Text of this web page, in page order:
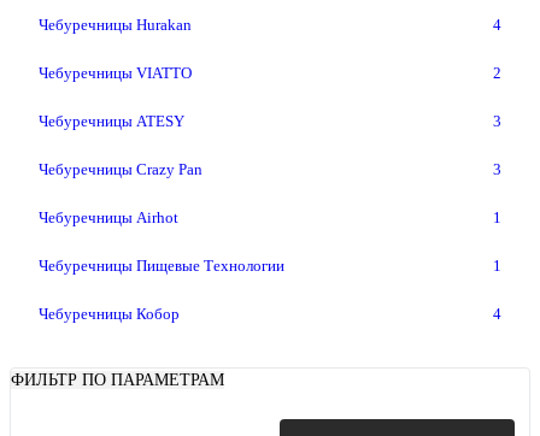
Чебуречницы Hurakan 4
Чебуречницы VIATTO 2
Чебуречницы ATESY 3
Чебуречницы Crazy Pan 3
Чебуречницы Airhot 1
Чебуречницы Пищевые Технологии 1
Чебуречницы Кобор 4
ФИЛЬТР ПО ПАРАМЕТРАМ